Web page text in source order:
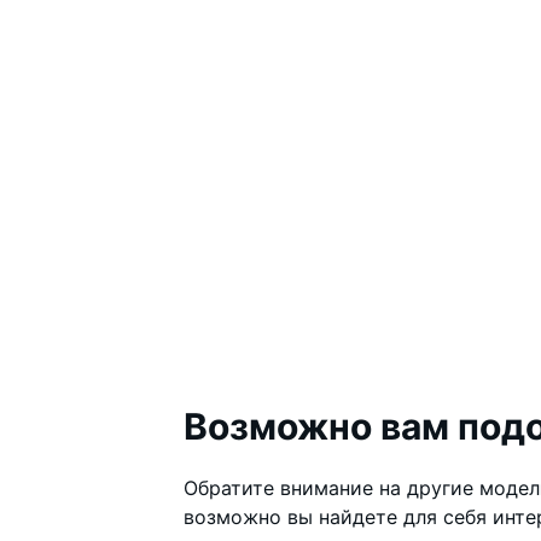
Возможно вам
Обратите внимание на другие
возможно вы найдете для себя